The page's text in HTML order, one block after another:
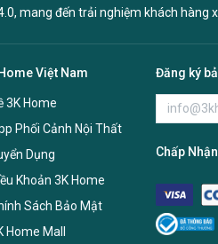
mang đến trải nghiệm khách hàng
Việt Nam
3K Home
Phối Cảnh Nội Thất
Dụng
Khoản 3K Home
Sách Bảo Mật
Home Mall
Đăng ký
Chấp